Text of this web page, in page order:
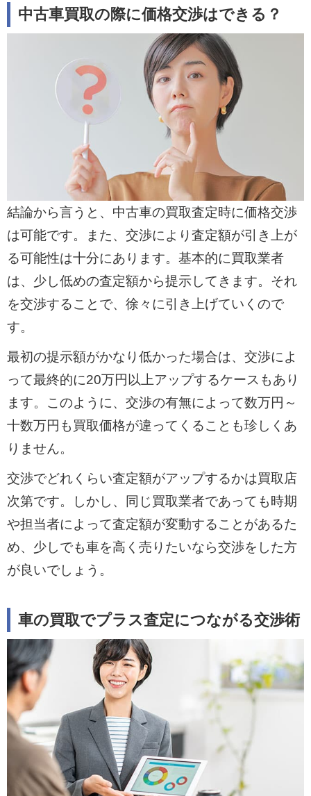
中古車買取の際に価格交渉はできる？
結論から言うと、中古車の買取査定時に価格交渉
は可能です。また、交渉により査定額が引き上が
る可能性は十分にあります。基本的に買取業者
は、少し低めの査定額から提示してきます。それ
を交渉することで、徐々に引き上げていくので
す。
最初の提示額がかなり低かった場合は、交渉によ
って最終的に20万円以上アップするケースもあり
ます。このように、交渉の有無によって数万円～
十数万円も買取価格が違ってくることも珍しくあ
りません。
交渉でどれくらい査定額がアップするかは買取店
次第です。しかし、同じ買取業者であっても時期
や担当者によって査定額が変動することがあるた
め、少しでも車を高く売りたいなら交渉をした方
が良いでしょう。
車の買取でプラス査定につながる交渉術